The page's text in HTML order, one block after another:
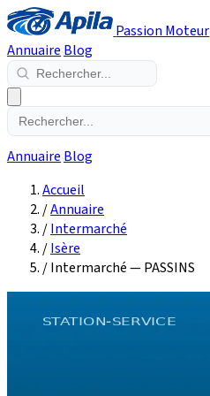
Passion Moteur
Annuaire Blog
Annuaire Blog
Accueil
/Annuaire
/Intermarché
/Isère
/Intermarché — PASSINS